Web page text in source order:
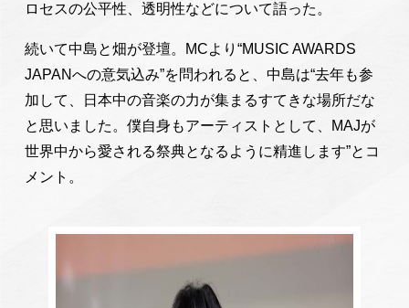
ロセスの公平性、透明性などについて語った。
続いて中島と畑が登壇。MCより“MUSIC AWARDS
JAPANへの意気込み”を問われると、中島は“去年も参
加して、日本中の音楽の力が集まるすてきな場所だな
と思いました。僕自身もアーティストとして、MAJが
世界中から愛される祭典となるように精進します”とコ
メント。